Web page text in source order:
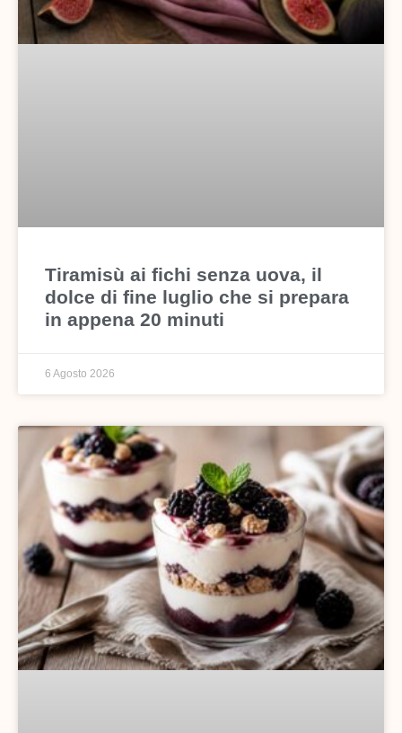
Tiramisù ai fichi senza uova, il
dolce di fine luglio che si prepara
in appena 20 minuti
6 Agosto 2026